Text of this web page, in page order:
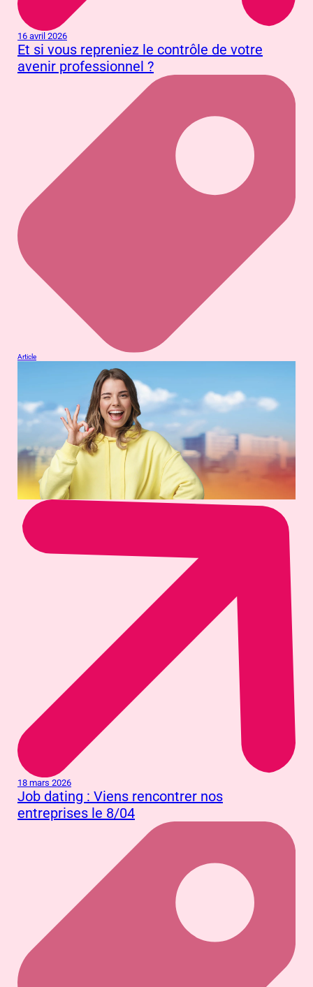
16 avril 2026
Et si vous repreniez le contrôle de votre
avenir professionnel ?
Article
18 mars 2026
Job dating : Viens rencontrer nos
entreprises le 8/04